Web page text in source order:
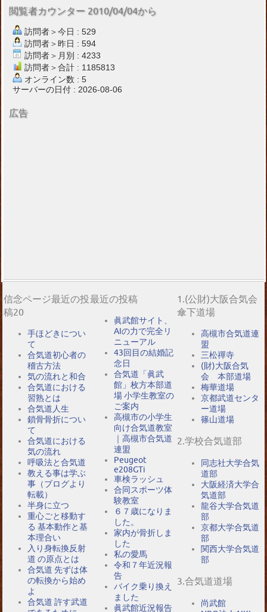
閲覧者カウンター 2010/04/04から
訪問者＞今日 : 529
訪問者＞昨日 : 594
訪問者＞月別 : 4233
訪問者＞合計 : 1185813
オンライン数 : 5
サーバーの日付 : 2026-08-06
広告
信念ページ最近の投
稿20
手ほどきについ
て
合気道初心者の
稽古方法
気の流れと和合
合気道における
習熟とは
合気道人生
鎖骨骨折につい
て
合気道における
気の流れ
呼吸法と合気道
教える事は学ぶ
事（ブログより
転載）
半身に立つ
重心ごと移動す
る 基本動作と基
本理合い
入り身転換反射
道 の原点とは
合気道 先ずは体
の転換から始め
よ
合気道 許す武道
最近の投稿
眞武館サイト、
AIの力で完全リ
ニューアル
43回目の結婚記
念日
合気道「眞武
館」枚方本部道
場 小学生教室の
ご案内
高槻市の小学生
向け合気道教室
｜高槻市合気道
連盟
Peugeot
e208GTi
車検ラッシュ
合同スポーツ体
験教室
６７歳になりま
した。
家内が骨折しま
した
私の愛馬
令和７年近況報
告
バイク乗り換え
ました
眞武館近況報告
1.(公財)大阪合気会
傘下道場
高槻市合気道連
盟
三松禪寺
(財)大阪合気
会 本部道場
梅華道場
京都武道センタ
ー道場
篠山道場
2.学校合気道部
同志社大学合気
道部
大阪経済大学合
気道部
龍谷大学合気道
部
京都大学合気道
部
関西大学合気道
部
3.合気道道場
尚武館